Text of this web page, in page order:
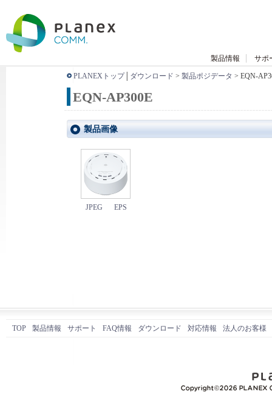
製品情報 サポ
PLANEXトップ│ ダウンロード > 製品ポジデータ > EQN-
EQN-AP300E
製品画像
JPEG EPS
TOP 製品情報 サポート FAQ情報 ダウンロード 対応情報 法人のお客様